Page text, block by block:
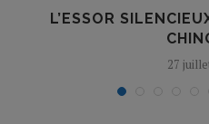
L’ESSOR
27